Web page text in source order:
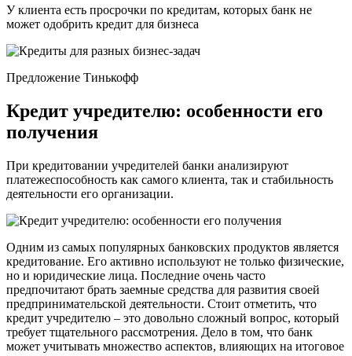
У клиента есть просрочки по кредитам, которых банк не
может одобрить кредит для бизнеса
Предложение Тинькофф
Кредит учредителю: особенности его
получения
При кредитовании учредителей банки анализируют
платежеспособность как самого клиента, так и стабильность
деятельности его организации.
Одним из самых популярных банковских продуктов является
кредитование. Его активно используют не только физические,
но и юридические лица. Последние очень часто
предпочитают брать заемные средства для развития своей
предпринимательской деятельности. Стоит отметить, что
кредит учредителю – это довольно сложный вопрос, который
требует тщательного рассмотрения. Дело в том, что банк
может учитывать множество аспектов, влияющих на итоговое